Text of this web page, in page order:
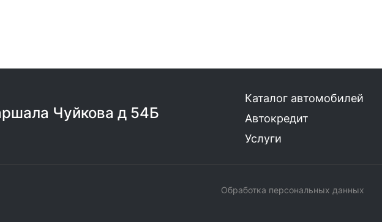
Чуйкова д 54Б
Каталог автомобилей
Автокредит
Услуги
Обработка персональных данных